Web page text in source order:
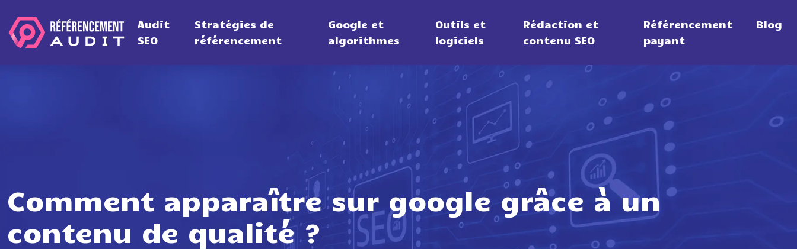
Audit
SEO
Stratégies de
référencement
Google et
algorithmes
Outils et
logiciels
Rédaction et
contenu SEO
Référencement
payant
Blog
Comment apparaître sur google grâce à un
contenu de qualité ?